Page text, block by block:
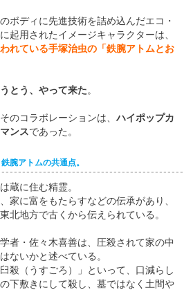
ボディに先進技術を詰め込んだエコ・
起用されたイメージキャラクターは、
れている手塚治虫の「鉄腕アトムとお
とう、やって来た。
のコラボレーションは、 ハイポップカ
ンスであった。
腕アトムの共通点。
蔵に住む精霊。
家に富をもたらすなどの伝承があり、
北地方で古くから伝えられている。
者・佐々木喜善は、圧殺されて家の中
ないかと述べている。
殺（うすごろ）」といって、口減らし
下敷きにして殺し、墓ではなく土間や